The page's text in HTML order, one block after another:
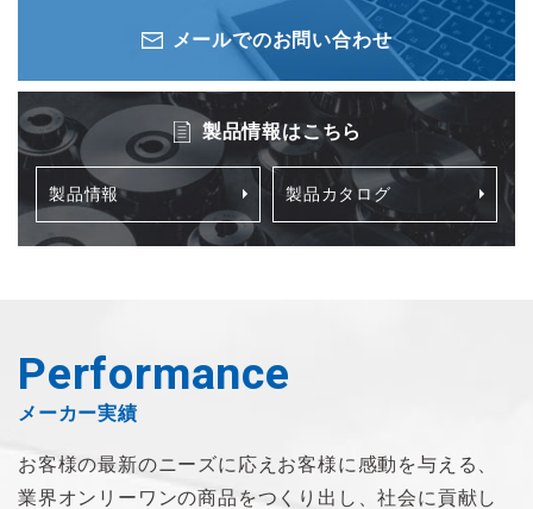
メールでのお問い合わせ
製品情報はこちら
製品情報 製品カタログ
Performance
メーカー実績
お客様の最新のニーズに応え お客様に感動を与える、
業界オンリーワンの商品をつくり出し、社会に貢献し